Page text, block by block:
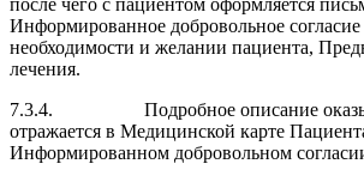
после чего с пациентом оформляется
Информированное добровольное
необходимости и желании пациента,
лечения.
7.3.4. Подробное описание
отражается в Медицинс­кой карте
Информированном добровольном